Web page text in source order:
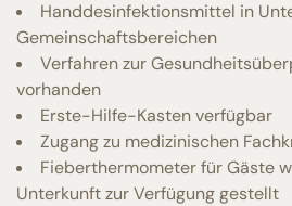
Handdesinfektionsmittel in
Gemeinschaftsbereichen
Verfahren zur
vorhanden
Erste-Hilfe-Kasten verfügbar
Zugang zu medizinischen
Fieberthermometer für Gäste
Unterkunft zur Verfügung gestellt